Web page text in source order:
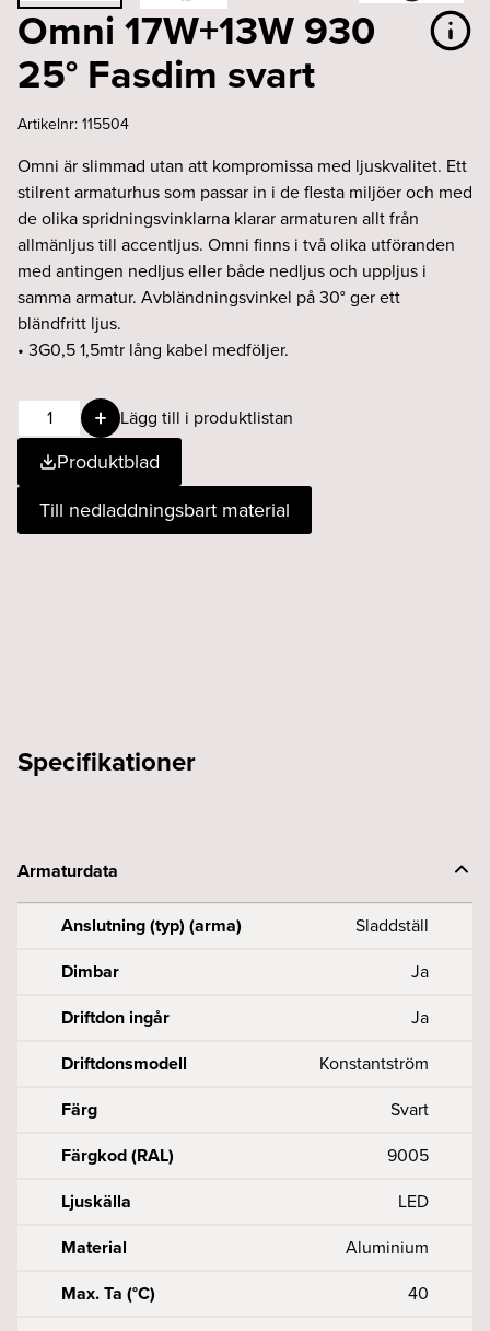
Omni 17W+13W 930
25° Fasdim svart
Artikelnr:115504
Omni är slimmad utan att kompromissa med ljuskvalitet. Ett
stilrent armaturhus som passar in i de flesta miljöer och med
de olika spridningsvinklarna klarar armaturen allt från
allmänljus till accentljus. Omni finns i två olika utföranden
med antingen nedljus eller både nedljus och uppljus i
samma armatur. Avbländningsvinkel på 30° ger ett
bländfritt ljus.
• 3G0,5 1,5mtr lång kabel medföljer.
Omni
17W+13W
930
25°
Fasdim
svart
Lägg till i produktlistan
Produktblad
Till nedladdningsbart material
Specifikationer
Armaturdata
Anslutning (typ) (arma)
Sladdställ
Dimbar
Ja
Driftdon ingår
Ja
Driftdonsmodell
Konstantström
Färg
Svart
Färgkod (RAL)
9005
Ljuskälla
LED
Material
Aluminium
Max. Ta (°C)
40